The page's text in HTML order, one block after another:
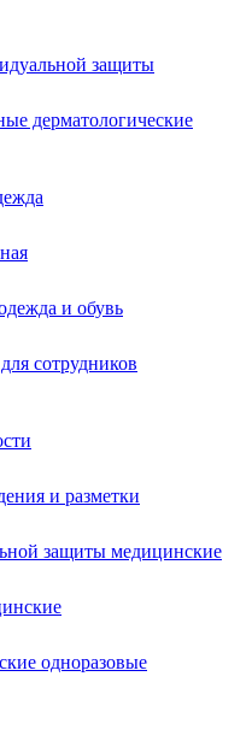
защиты
дерматологические
и обувь
сотрудников
и разметки
защиты медицинские
одноразовые